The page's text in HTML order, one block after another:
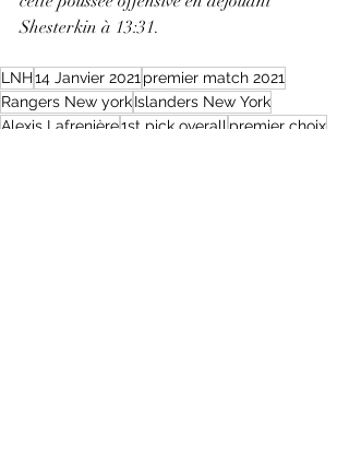
Shesterkin à 13:31.
LNH14 Janvier 2021premier match 2021
Rangers New yorkIslanders New York
Alexis Lafrenière1st pick overall premier choix